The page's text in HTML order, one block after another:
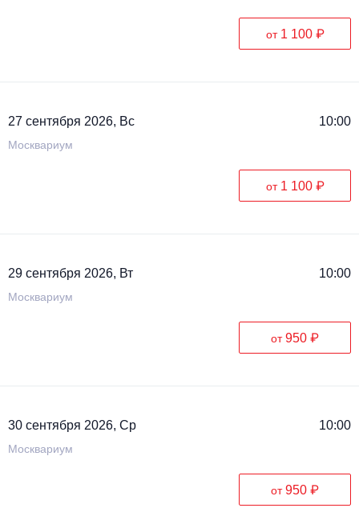
от 1 100 ₽
27 сентября 2026, Вс 10:00
Москвариум
от 1 100 ₽
29 сентября 2026, Вт 10:00
Москвариум
от950 ₽
30 сентября 2026, Ср 10:00
Москвариум
от950 ₽